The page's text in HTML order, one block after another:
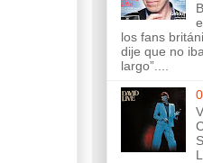
los fans
dije que no
largo”....